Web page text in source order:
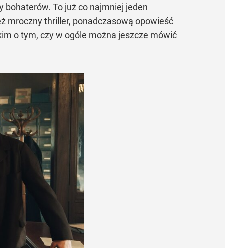
bohaterów. To już co najmniej jeden
mroczny thriller, ponadczasową opowieść
o tym, czy w ogóle można jeszcze mówić